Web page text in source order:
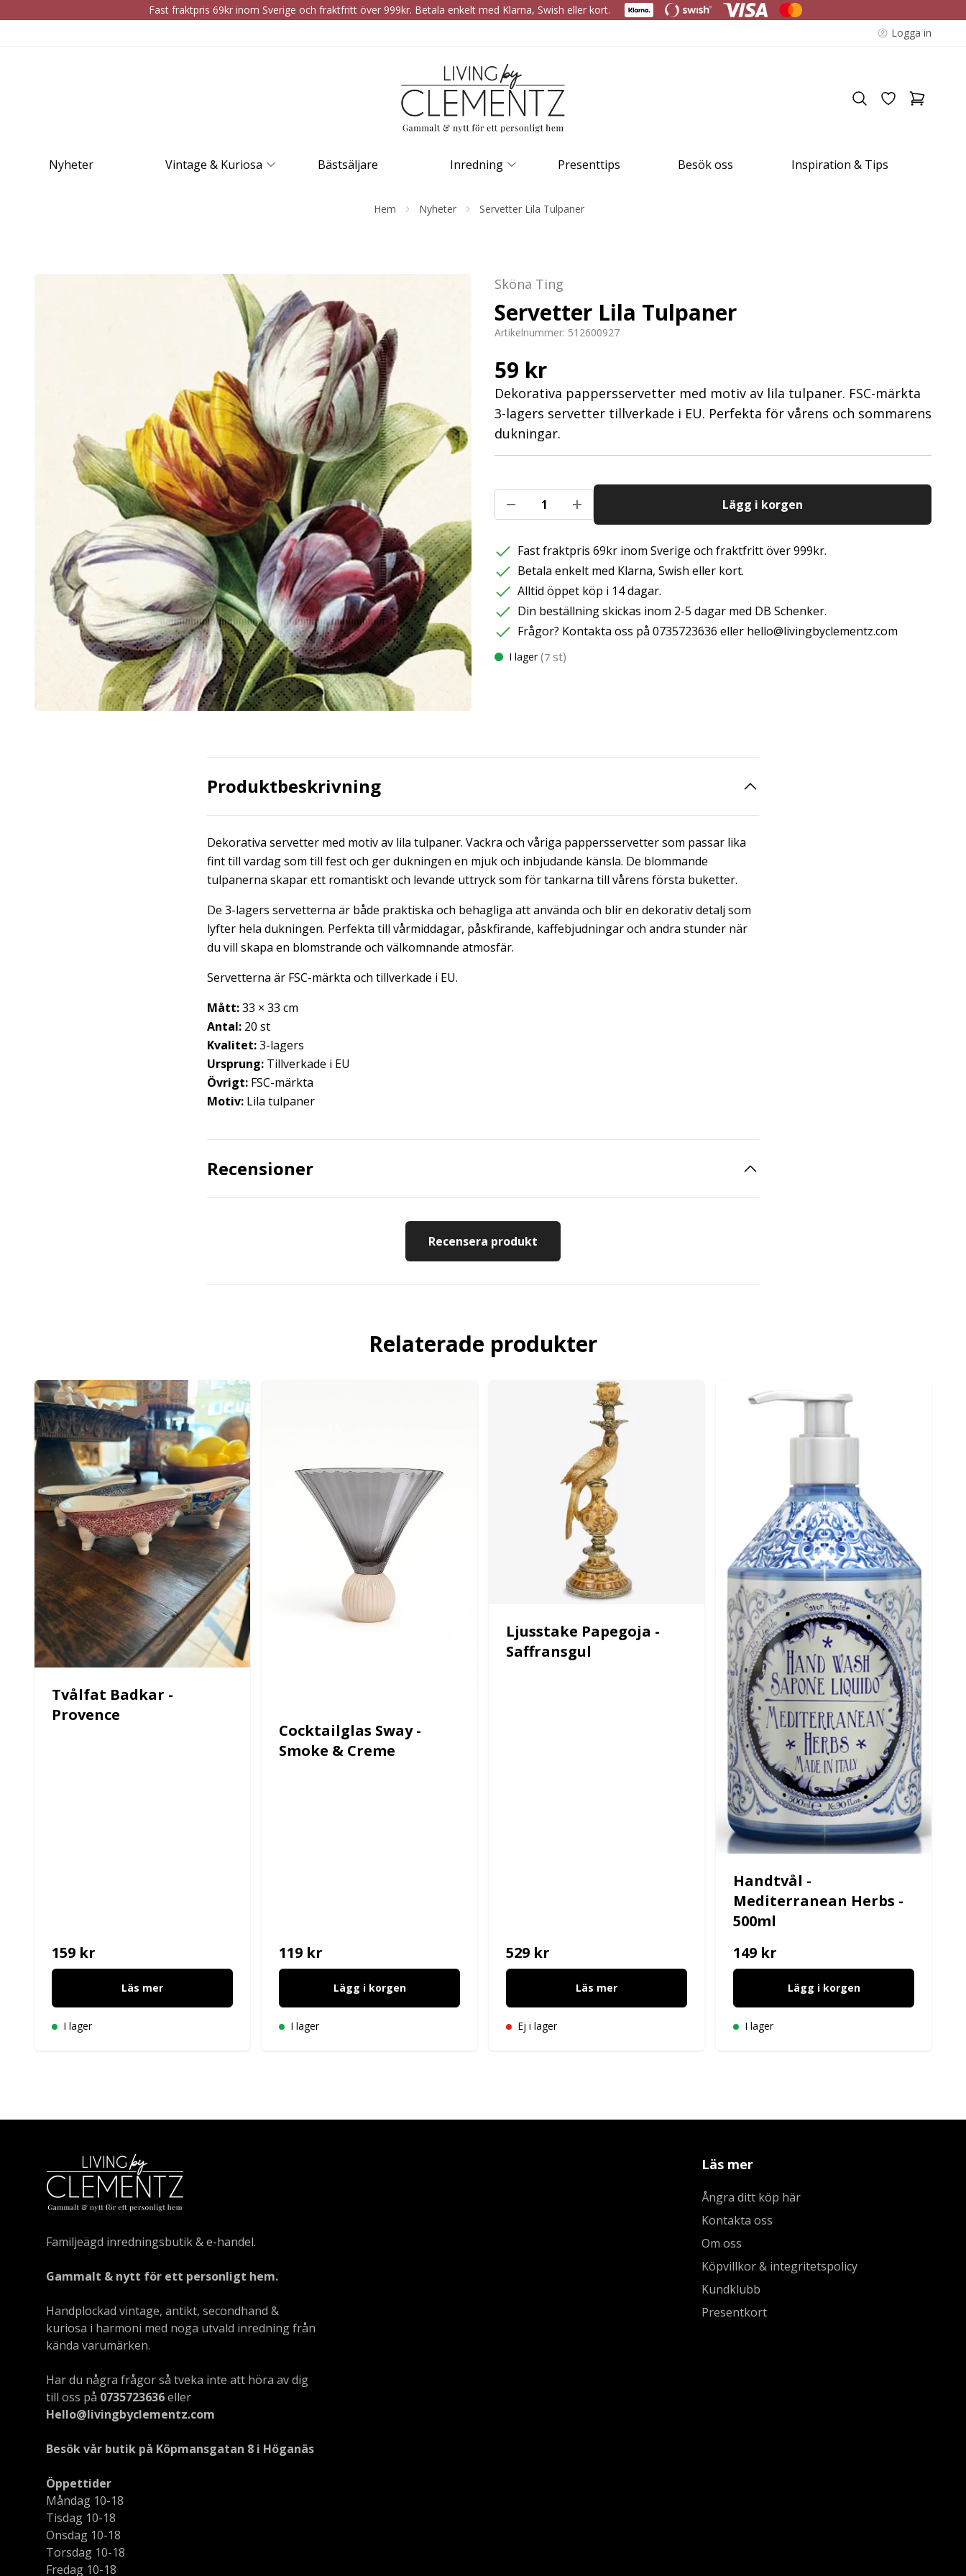
Fast fraktpris 69kr inom Sverige och fraktfritt över 999kr. Betala enkelt med Klarna, Swish eller kort.
Logga in
Nyheter Vintage & Kuriosa Bästsäljare Inredning Presenttips Besök oss Inspiration & Tips
Hem Nyheter Servetter Lila Tulpaner
Sköna Ting
Servetter Lila Tulpaner
Artikelnummer: 512600927
59 kr
Dekorativa pappersservetter med motiv av lila tulpaner. FSC-märkta
3-lagers servetter tillverkade i EU. Perfekta för vårens och sommarens
dukningar.
Lägg i korgen
Fast fraktpris 69kr inom Sverige och fraktfritt över 999kr.
Betala enkelt med Klarna, Swish eller kort.
Alltid öppet köp i 14 dagar.
Din beställning skickas inom 2-5 dagar med DB Schenker.
Frågor? Kontakta oss på 0735723636 eller hello@livingbyclementz.com
I lager (7 st)
Produktbeskrivning
Dekorativa servetter med motiv av lila tulpaner. Vackra och våriga pappersservetter som passar lika
fint till vardag som till fest och ger dukningen en mjuk och inbjudande känsla. De blommande
tulpanerna skapar ett romantiskt och levande uttryck som för tankarna till vårens första buketter.
De 3-lagers servetterna är både praktiska och behagliga att använda och blir en dekorativ detalj som
lyfter hela dukningen. Perfekta till vårmiddagar, påskfirande, kaffebjudningar och andra stunder när
du vill skapa en blomstrande och välkomnande atmosfär.
Servetterna är FSC-märkta och tillverkade i EU.
Mått:33 × 33 cm
Antal: 20 st
Kvalitet:3-lagers
Ursprung: Tillverkade i EU
Övrigt: FSC-märkta
Motiv: Lila tulpaner
Recensioner
Recensera produkt
Relaterade produkter
Tvålfat Badkar -
Provence
159 kr
Läs mer
I lager
Cocktailglas Sway -
Smoke & Creme
119 kr
Lägg i korgen
I lager
Ljusstake Papegoja -
Saffransgul
529 kr
Läs mer
Ej i lager
Handtvål -
Mediterranean Herbs -
500ml
149 kr
Lägg i korgen
I lager
Familjeägd inredningsbutik & e-handel.
Gammalt & nytt för ett personligt hem.
Handplockad vintage, antikt, secondhand &
kuriosa i harmoni med noga utvald inredning från
kända varumärken.
Har du några frågor så tveka inte att höra av dig
till oss på 0735723636eller
Hello@livingbyclementz.com
Besök vår butik på Köpmansgatan 8 i Höganäs
Öppettider
Måndag 10-18
Tisdag 10-18
Onsdag 10-18
Torsdag 10-18
Fredag 10-18
Läs mer
Ångra ditt köp här
Kontakta oss
Om oss
Köpvillkor & integritetspolicy
Kundklubb
Presentkort